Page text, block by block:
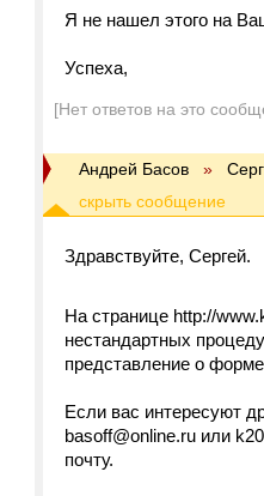
Я не нашел этого на
Успеха,
[Нет ответов на это
Андрей Басов »
Здравствуйте, Сергей.
На странице http://
нестандартных
представление о
Если вас интересуют
basoff@online.ru или
почту.